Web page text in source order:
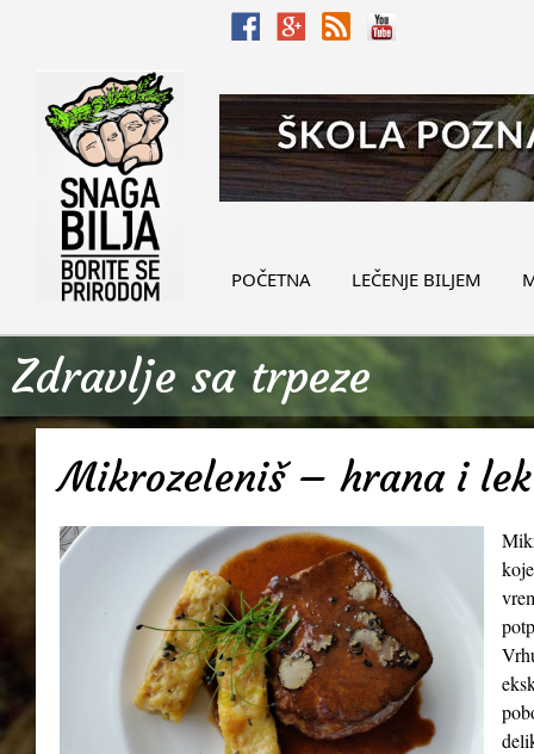
POČETNA LEČENJE BILJEM
Zdravlje sa trpeze
Mikrozeleniš – hrana i lek